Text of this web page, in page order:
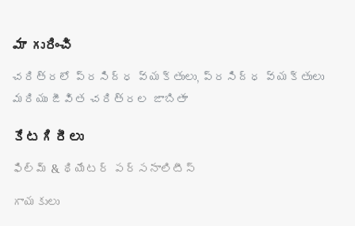
మా గురించి
చరిత్రలో ప్రసిద్ధ వ్యక్తులు, ప్రసిద్ధ వ్యక్తులు
మరియు జీవిత చరిత్రల జాబితా
కేటగిరీలు
ఫిల్మ్ & థియేటర్ పర్సనాలిటీస్
గాయకులు